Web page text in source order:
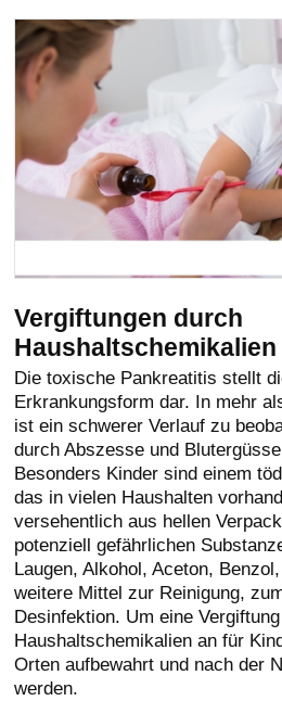
Vergiftungen durch
Haushaltschemikalien
Die toxische Pankreatitis stellt
Erkrankungsform dar. In mehr
ist ein schwerer Verlauf zu
durch Abszesse und
Besonders Kinder sind einem
das in vielen Haushalten
versehentlich aus hellen
potenziell gefährlichen
Laugen, Alkohol, Aceton,
weitere Mittel zur Reinigung,
Desinfektion. Um eine
Haushaltschemikalien an für
Orten aufbewahrt und nach der
werden.